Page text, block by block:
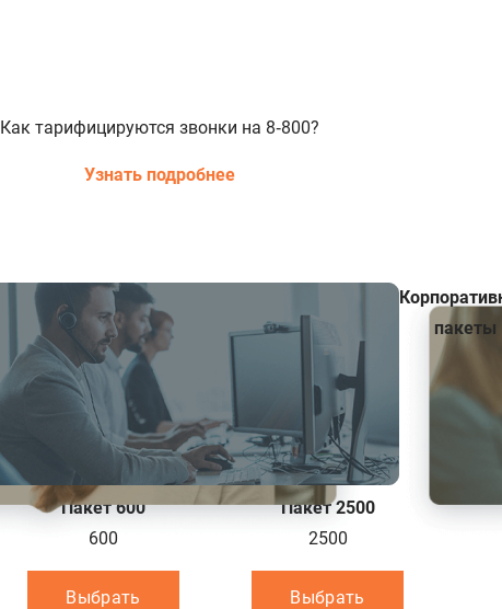
Как тарифицируются звонки на 8‑800?
Узнать подробнее
пакеты
Пакет 600
Пакет 2500
600
Выбрать
2500
Выбрать